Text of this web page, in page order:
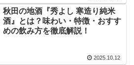
秋田の地酒『秀よし 寒造り純米
酒』とは？味わい・特徴・おすす
めの飲み方を徹底解説！
2025.10.12